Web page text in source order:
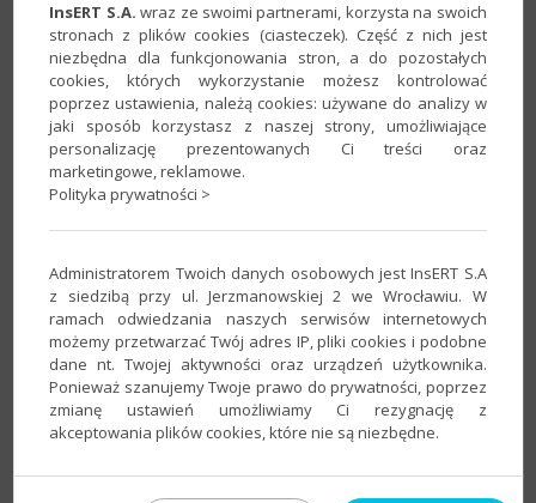
W oknie Gestor nexo wybierz
podmiotZwykłyi wprowadź jego nazwę,
najlepiej gdy będzie to nazwa Twojej firmy.
InsERT nexo umożliwia też utworzenie
demonstracyjnego podmiotu z danymi
przykładowymi, dzięki czemu możesz
wypróbować funkcjonalność Gestora nexo
InsERT S.A. wraz ze swoimi partnerami, korzysta na swoich
stronach z plików cookies (ciasteczek). Część z nich jest
niezbędna dla funkcjonowania stron, a do pozostałych
cookies, których wykorzystanie możesz kontrolować
poprzez ustawienia, należą cookies: używane do analizy w
jaki sposób korzystasz z naszej strony, umożliwiające
personalizację prezentowanych Ci treści oraz
marketingowe, reklamowe.
Polityka prywatności >
Administratorem Twoich danych osobowych jest InsERT S.A
z siedzibą przy ul. Jerzmanowskiej 2 we Wrocławiu. W
ramach odwiedzania naszych serwisów internetowych
możemy przetwarzać Twój adres IP, pliki cookies i podobne
dane nt. Twojej aktywności oraz urządzeń użytkownika.
Ponieważ szanujemy Twoje prawo do prywatności, poprzez
zmianę ustawień umożliwiamy Ci rezygnację z
akceptowania plików cookies, które nie są niezbędne.